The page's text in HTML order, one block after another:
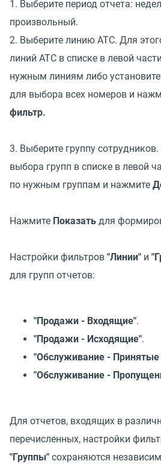
1. Выберите период отчета:
произвольный.
2. Выберите линию АТС. Для
линий АТС в списке в левой
нужным линиям либо
для выбора всех номеров и
фильтр.
3. Выберите группу
выбора групп в списке в левой
по нужным группам и нажмите
Нажмите Показать для
Настройки фильтров "Линии" и
для групп отчетов:
"Продажи - Входящие".
"Продажи - Исходящие".
"Обслуживание - Принятые
"Обслуживание -
Для отчетов, входящих в
перечисленных, настройки
"Группы" сохраняются